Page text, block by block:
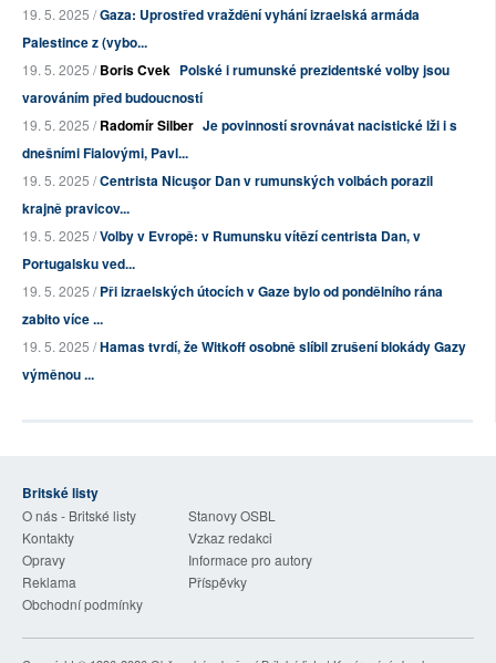
19. 5. 2025 /Gaza: Uprostřed vraždění vyhání izraelská armáda
Palestince z (vybo...
19. 5. 2025 /Boris Cvek Polské i rumunské prezidentské volby jsou
varováním před budoucností
19. 5. 2025 /Radomír Silber Je povinností srovnávat nacistické lži i s
dnešními Fialovými, Pavl...
19. 5. 2025 /Centrista Nicuşor Dan v rumunských volbách porazil
krajně pravicov...
19. 5. 2025 /Volby v Evropě: v Rumunsku vítězí centrista Dan, v
Portugalsku ved...
19. 5. 2025 /Při izraelských útocích v Gaze bylo od pondělního rána
zabito více ...
19. 5. 2025 /Hamas tvrdí, že Witkoff osobně slíbil zrušení blokády Gazy
výměnou ...
Britské listy
O nás - Britské listy
Stanovy OSBL
Kontakty
Vzkaz redakci
Opravy
Informace pro autory
Reklama
Příspěvky
Obchodní podmínky